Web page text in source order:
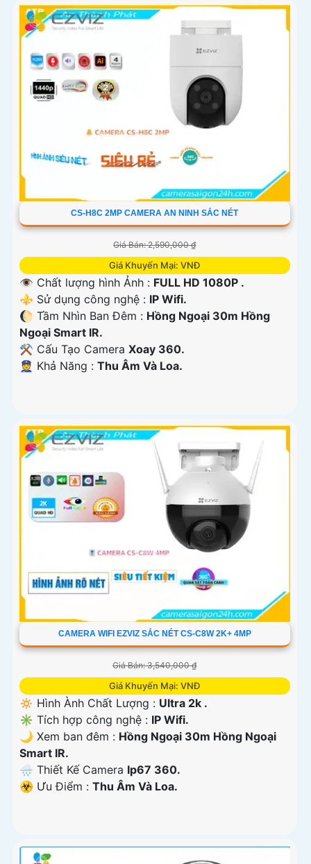
CS-H8C 2MP CAMERA AN NINH SẮC NÉT
Giá Bán: 2,590,000 ₫
Giá Khuyến Mại: VNĐ
👁 Chất lượng hình Ảnh : FULL HD 1080P .
⚜️ Sử dụng công nghệ : IP Wifi.
🌔 Tầm Nhìn Ban Đêm : Hồng Ngoại 30m Hồng
Ngoại Smart IR.
⚒ Cấu Tạo Camera Xoay 360.
️👮 Khả Năng : Thu Âm Và Loa.
CAMERA WIFI EZVIZ SẮC NÉT CS-C8W 2K+ 4MP
Giá Bán: 3,540,000 ₫
Giá Khuyến Mại: VNĐ
🔅 Hình Ành Chất Lượng : Ultra 2k .
✳️ Tích hợp công nghệ : IP Wifi.
🌙 Xem ban đêm : Hồng Ngoại 30m Hồng Ngoại
Smart IR.
🌧️ Thiết Kế Camera Ip67 360.
️☣️ Ưu Điểm : Thu Âm Và Loa.